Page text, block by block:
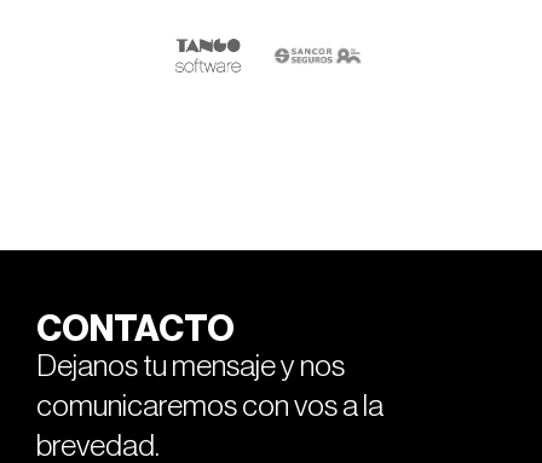
CONTACTO
Dejanos tu mensaje y nos
comunicaremos con vos a la
brevedad.